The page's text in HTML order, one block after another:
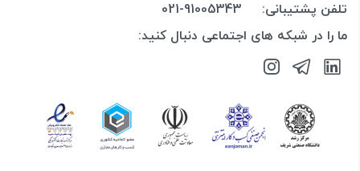
تلفن پشتیبانی:
021-91005343
ما را در شبکه های اجتماعی دنبال کنید: